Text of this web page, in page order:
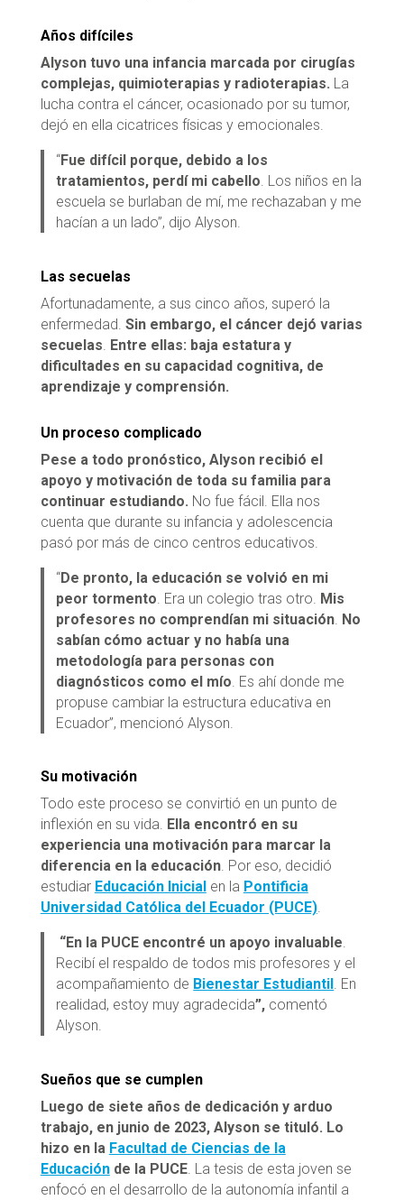
Años difíciles
Alyson tuvo una infancia marcada por cirugías
complejas, quimioterapias y radioterapias. La
lucha contra el cáncer, ocasionado por su tumor,
dejó en ella cicatrices físicas y emocionales.
“Fue difícil porque, debido a los
tratamientos, perdí mi cabello. Los niños en la
escuela se burlaban de mí, me rechazaban y me
hacían a un lado”, dijo Alyson.
Las secuelas
Afortunadamente, a sus cinco años, superó la
enfermedad. Sin embargo, el cáncer dejó varias
secuelas Entre ellas: baja estatura y
dificultades en su capacidad cognitiva, de
aprendizaje y comprensión.
Un proceso complicado
Pese a todo pronóstico, Alyson recibió el
apoyo y motivación de toda su familia para
continuar estudiando. No fue fácil. Ella nos
cuenta que durante su infancia y adolescencia
pasó por más de cinco centros educativos.
“De pronto, la educación se volvió en mi
peor tormento . Era un colegio tras otro. Mis
profesores no comprendían mi situación No
sabían cómo actuar y no había una
metodología para personas con
diagnósticos como el mío . Es ahí donde me
propuse cambiar la estructura educativa en
Ecuador”, mencionó Alyson.
Su motivación
Todo este proceso se convirtió en un punto de
inflexión en su vida. Ella encontró en su
experiencia una motivación para marcar la
diferencia en la educación. Por eso, decidió
estudiar Educación Inicial en la Pontificia
Universidad Católica del Ecuador (PUCE).
“En la PUCE encontré un apoyo invaluable.
Recibí el respaldo de todos mis profesores y el
acompañamiento de Bienestar Estudiantil . En
realidad, estoy muy agradecida”, comentó
Alyson.
Sueños que se cumplen
Luego de siete años de dedicación y arduo
trabajo, en junio de 2023, Alyson se tituló. Lo
hizo en la Facultad de Ciencias de la
Educaciónde la PUCE. La tesis de esta joven se
enfocó en el desarrollo de la autonomía infantil a